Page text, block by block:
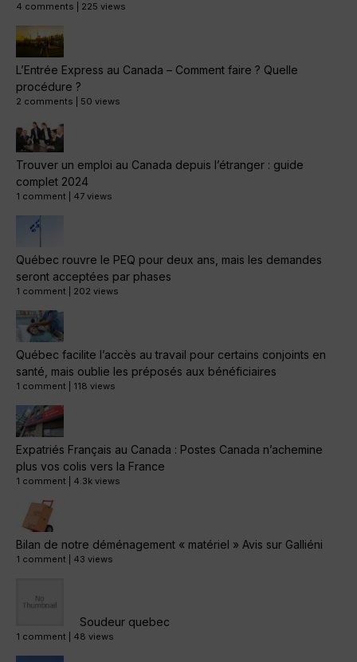
4 comments 225 views
L’Entrée Express au Canada – Comment faire ? Quelle
procédure ?
2 comments 50 views
Trouver un emploi au Canada depuis l’étranger : guide
complet 2024
1 comment 47 views
Québec rouvre le PEQ pour deux ans, mais les demandes
seront acceptées par phases
1 comment 202 views
Québec facilite l’accès au travail pour certains conjoints en
santé, mais oublie les préposés aux bénéficiaires
1 comment 118 views
Expatriés Français au Canada : Postes Canada n’achemine
plus vos colis vers la France
1 comment 4.3k views
Bilan de notre déménagement « matériel » Avis sur Galliéni
1 comment 43 views
Soudeur quebec
1 comment 48 views